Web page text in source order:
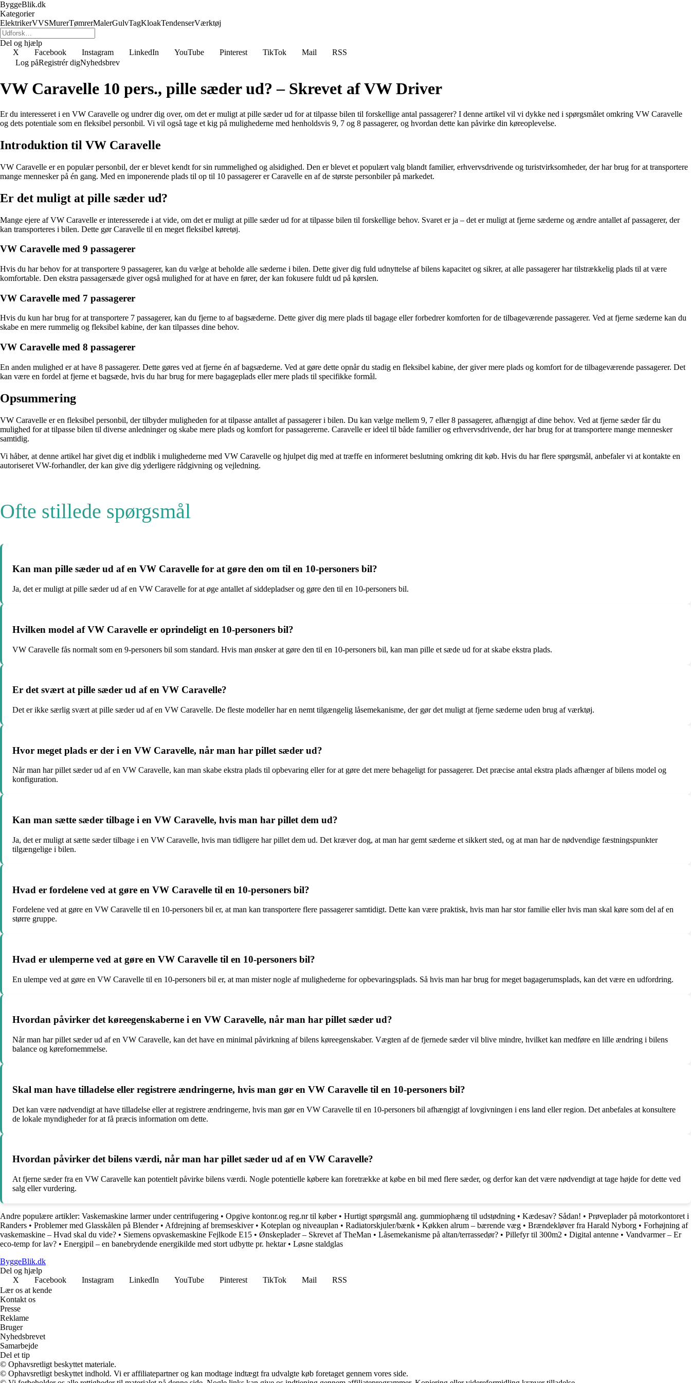
ByggeBlik.dk
Kategorier
ElektrikerVVSMurerTømrerMalerGulvTagKloakTendenserVærktøj
Del og hjælp
X
Facebook Instagram LinkedIn YouTube Pinterest TikTok Mail
RSS
Log påRegistrér digNyhedsbrev
VW Caravelle 10 pers., pille sæder ud? – Skrevet af VW Driver
Er du interesseret i en VW Caravelle og undrer dig over, om det er muligt at pille sæder ud for at tilpasse bilen til forskellige antal passagerer? I denne artikel vil vi dykke ned i spørgsmålet omkring VW Caravelle
og dets potentiale som en fleksibel personbil. Vi vil også tage et kig på mulighederne med henholdsvis 9, 7 og 8 passagerer, og hvordan dette kan påvirke din køreoplevelse.
Introduktion til VW Caravelle
VW Caravelle er en populær personbil, der er blevet kendt for sin rummelighed og alsidighed. Den er blevet et populært valg blandt familier, erhvervsdrivende og turistvirksomheder, der har brug for at transportere
mange mennesker på én gang. Med en imponerende plads til op til 10 passagerer er Caravelle en af de største personbiler på markedet.
Er det muligt at pille sæder ud?
Mange ejere af VW Caravelle er interesserede i at vide, om det er muligt at pille sæder ud for at tilpasse bilen til forskellige behov. Svaret er ja – det er muligt at fjerne sæderne og ændre antallet af passagerer, der
kan transporteres i bilen. Dette gør Caravelle til en meget fleksibel køretøj.
VW Caravelle med 9 passagerer
Hvis du har behov for at transportere 9 passagerer, kan du vælge at beholde alle sæderne i bilen. Dette giver dig fuld udnyttelse af bilens kapacitet og sikrer, at alle passagerer har tilstrækkelig plads til at være
komfortable. Den ekstra passagersæde giver også mulighed for at have en fører, der kan fokusere fuldt ud på kørslen.
VW Caravelle med 7 passagerer
Hvis du kun har brug for at transportere 7 passagerer, kan du fjerne to af bagsæderne. Dette giver dig mere plads til bagage eller forbedrer komforten for de tilbageværende passagerer. Ved at fjerne sæderne kan du
skabe en mere rummelig og fleksibel kabine, der kan tilpasses dine behov.
VW Caravelle med 8 passagerer
En anden mulighed er at have 8 passagerer. Dette gøres ved at fjerne én af bagsæderne. Ved at gøre dette opnår du stadig en fleksibel kabine, der giver mere plads og komfort for de tilbageværende passagerer. Det
kan være en fordel at fjerne et bagsæde, hvis du har brug for mere bagageplads eller mere plads til specifikke formål.
Opsummering
VW Caravelle er en fleksibel personbil, der tilbyder muligheden for at tilpasse antallet af passagerer i bilen. Du kan vælge mellem 9, 7 eller 8 passagerer, afhængigt af dine behov. Ved at fjerne sæder får du
mulighed for at tilpasse bilen til diverse anledninger og skabe mere plads og komfort for passagererne. Caravelle er ideel til både familier og erhvervsdrivende, der har brug for at transportere mange mennesker
samtidig.
Vi håber, at denne artikel har givet dig et indblik i mulighederne med VW Caravelle og hjulpet dig med at træffe en informeret beslutning omkring dit køb. Hvis du har flere spørgsmål, anbefaler vi at kontakte en
autoriseret VW-forhandler, der kan give dig yderligere rådgivning og vejledning.
Ofte stillede spørgsmål
Kan man pille sæder ud af en VW Caravelle for at gøre den om til en 10-personers bil?
Ja, det er muligt at pille sæder ud af en VW Caravelle for at øge antallet af siddepladser og gøre den til en 10-personers bil.
Hvilken model af VW Caravelle er oprindeligt en 10-personers bil?
VW Caravelle fås normalt som en 9-personers bil som standard. Hvis man ønsker at gøre den til en 10-personers bil, kan man pille et sæde ud for at skabe ekstra plads.
Er det svært at pille sæder ud af en VW Caravelle?
Det er ikke særlig svært at pille sæder ud af en VW Caravelle. De fleste modeller har en nemt tilgængelig låsemekanisme, der gør det muligt at fjerne sæderne uden brug af værktøj.
Hvor meget plads er der i en VW Caravelle, når man har pillet sæder ud?
Når man har pillet sæder ud af en VW Caravelle, kan man skabe ekstra plads til opbevaring eller for at gøre det mere behageligt for passagerer. Det præcise antal ekstra plads afhænger af bilens model og
konfiguration.
Kan man sætte sæder tilbage i en VW Caravelle, hvis man har pillet dem ud?
Ja, det er muligt at sætte sæder tilbage i en VW Caravelle, hvis man tidligere har pillet dem ud. Det kræver dog, at man har gemt sæderne et sikkert sted, og at man har de nødvendige fæstningspunkter
tilgængelige i bilen.
Hvad er fordelene ved at gøre en VW Caravelle til en 10-personers bil?
Fordelene ved at gøre en VW Caravelle til en 10-personers bil er, at man kan transportere flere passagerer samtidigt. Dette kan være praktisk, hvis man har stor familie eller hvis man skal køre som del af en
større gruppe.
Hvad er ulemperne ved at gøre en VW Caravelle til en 10-personers bil?
En ulempe ved at gøre en VW Caravelle til en 10-personers bil er, at man mister nogle af mulighederne for opbevaringsplads. Så hvis man har brug for meget bagagerumsplads, kan det være en udfordring.
Hvordan påvirker det køreegenskaberne i en VW Caravelle, når man har pillet sæder ud?
Når man har pillet sæder ud af en VW Caravelle, kan det have en minimal påvirkning af bilens køreegenskaber. Vægten af de fjernede sæder vil blive mindre, hvilket kan medføre en lille ændring i bilens
balance og kørefornemmelse.
Skal man have tilladelse eller registrere ændringerne, hvis man gør en VW Caravelle til en 10-personers bil?
Det kan være nødvendigt at have tilladelse eller at registrere ændringerne, hvis man gør en VW Caravelle til en 10-personers bil afhængigt af lovgivningen i ens land eller region. Det anbefales at konsultere
de lokale myndigheder for at få præcis information om dette.
Hvordan påvirker det bilens værdi, når man har pillet sæder ud af en VW Caravelle?
At fjerne sæder fra en VW Caravelle kan potentielt påvirke bilens værdi. Nogle potentielle købere kan foretrække at købe en bil med flere sæder, og derfor kan det være nødvendigt at tage højde for dette ved
salg eller vurdering.
Andre populære artikler: Vaskemaskine larmer under centrifugering • Opgive kontonr.og reg.nr til køber• Hurtigt spørgsmål ang. gummiophæng til udstødning • Kædesav? Sådan! • Prøveplader på motorkontoret i
Randers • Problemer med Glasskålen på Blender• Afdrejning af bremseskiver• Koteplan og niveauplan • Radiatorskjuler/bænk • Køkken alrum – bærende væg • Brændekløver fra Harald Nyborg • Forhøjning af
vaskemaskine – Hvad skal du vide? • Siemens opvaskemaskine Fejlkode E15 • Ønskeplader – Skrevet af TheMan • Låsemekanisme på altan/terrassedør? • Pillefyr til 300m2 • Digital antenne • Vandvarmer – Er
eco-temp for lav? • Energipil – en banebrydende energikilde med stort udbytte pr. hektar• Løsne staldglas
ByggeBlik.dk
Del og hjælp
X
Facebook Instagram LinkedIn YouTube Pinterest TikTok Mail
RSS
Lær os at kende
Kontakt os
Presse
Reklame
Bruger
Nyhedsbrevet
Samarbejde
Del et tip
© Ophavsretligt beskyttet materiale.
© Ophavsretligt beskyttet indhold. Vi er affiliatepartner og kan modtage indtægt fra udvalgte køb foretaget gennem vores side.